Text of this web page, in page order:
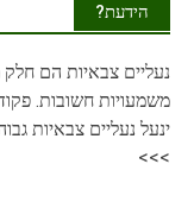
הידעת?
נעליים צבאיות הם חלק
משמעויות חשובות.
ינעל נעליים צבאיות
>>>